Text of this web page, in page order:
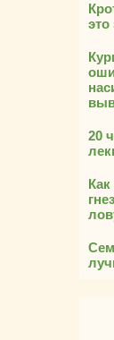
это
20